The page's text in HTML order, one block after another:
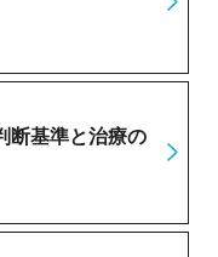
断基準と治療の